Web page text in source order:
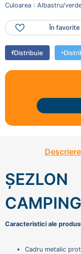
Culoarea : Albastru/
În favorite
Distribuie
Descriere
ȘEZLON
CAMPING
Caracteristici ale
Cadru metalic